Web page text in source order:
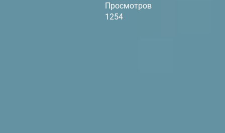
Просмотров
1254